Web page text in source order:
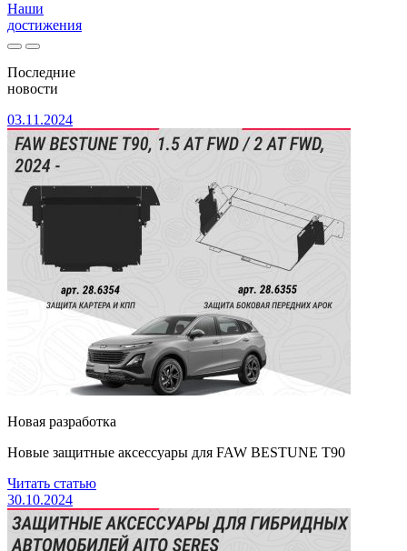
Наши
достижения
Последние
новости
03.11.2024
Новая разработка
Новые защитные аксессуары для FAW BESTUNE Т90
Читать статью
30.10.2024